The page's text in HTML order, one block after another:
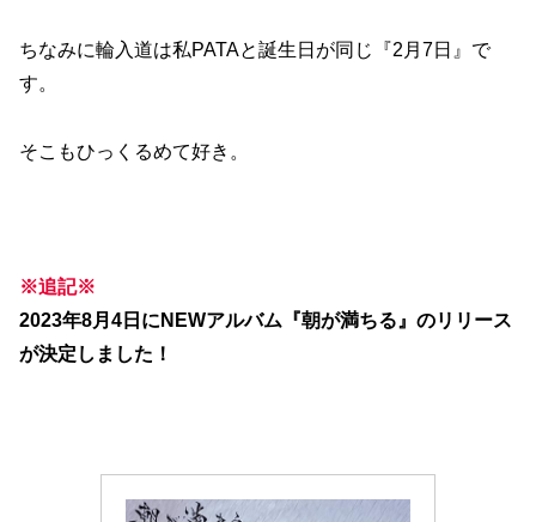
ちなみに輪入道は私PATAと誕生日が同じ『2月7日』で
す。
そこもひっくるめて好き。
※追記※
2023年8月4日にNEWアルバム『朝が満ちる』のリリース
が決定しました！